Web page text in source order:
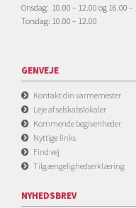
Onsdag: 10.00 – 12.00 og 16.00 –
Torsdag: 10.00 – 12.00
GENVEJE
Kontakt din varmemester
Leje af selskabslokaler
Kommende begivenheder
Nyttige links
Find vej
Tilgængelighedserklæring
NYHEDSBREV